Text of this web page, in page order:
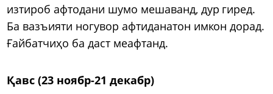
изтироб афтодани шумо мешаванд, дур гиред.
Ба вазъияти ногувор афтиданатон имкон дорад.
Ғайбатчиҳо ба даст меафтанд.
Қавс (23 ноябр-21 декабр)